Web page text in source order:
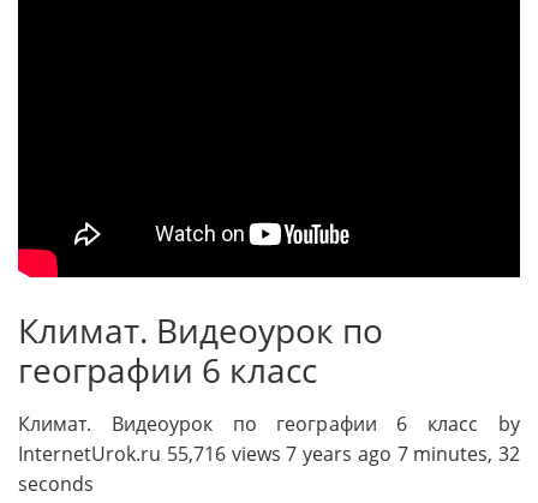
Климат. Видеоурок по
географии 6 класс
Климат. Видеоурок по географии 6 класс by
InternetUrok.ru 55,716 views 7 years ago 7 minutes, 32
seconds